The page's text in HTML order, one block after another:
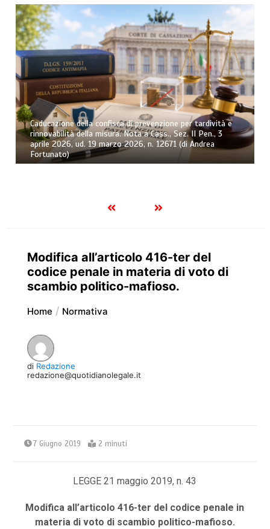
Caducazione della confisca di prevenzione per tardività e
rinnovabilità della misura. Nota a Cass., Sez. II Pen., 3
aprile 2026, ud. 19 marzo 2026, n. 12671 (di Andrea
Fortunato)
Modifica all’articolo 416-ter del
codice penale in materia di voto di
scambio politico-mafioso.
Home Normativa
di Redazione
redazione@quotidianolegale.it
7 Giugno 2019 2 minuti
LEGGE 21 maggio 2019, n. 43
Modifica all’articolo 416-ter del codice penale in
materia di voto di scambio politico-mafioso.